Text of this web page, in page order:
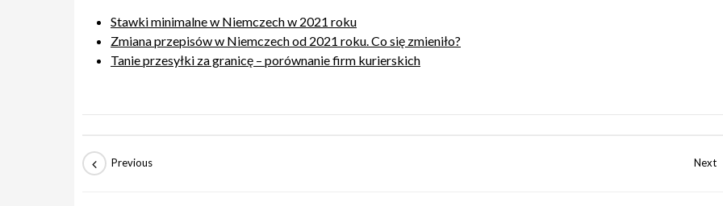
Stawki minimalne w Niemczech w 2021 roku
Zmiana przepisów w Niemczech od 2021 roku. Co się zmieniło?
Tanie przesyłki za granicę – porównanie firm kurierskich